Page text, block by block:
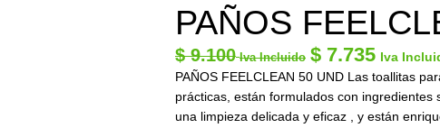
PAÑOS
$9.100 Iva Incluido $ 7.735 Iva
PAÑOS FEELCLEAN 50 UND Las toallitas
prácticas, están formulados con
una limpieza delicada y eficaz , y están